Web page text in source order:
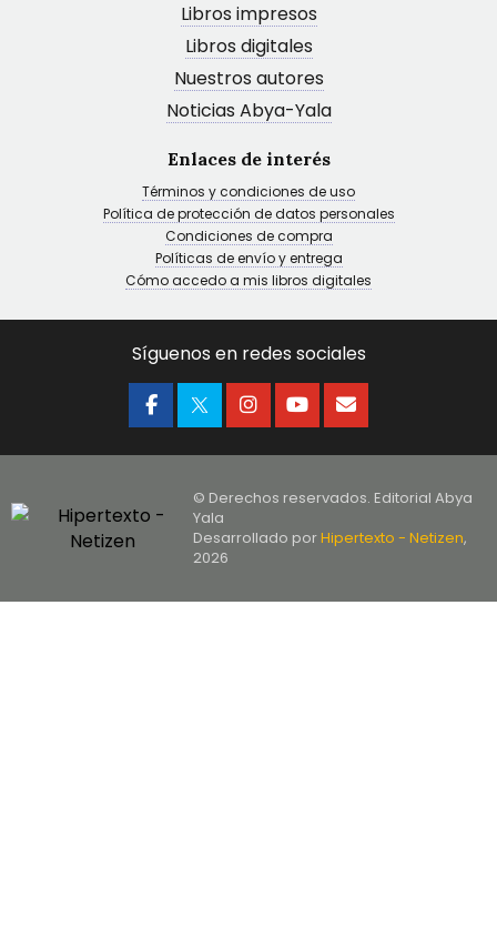
Libros impresos
Libros digitales
Nuestros autores
Noticias Abya-Yala
Enlaces de interés
Términos y condiciones de uso
Política de protección de datos personales
Condiciones de compra
Políticas de envío y entrega
Cómo accedo a mis libros digitales
Síguenos en redes sociales
© Derechos reservados. Editorial Abya
Yala
Desarrollado porHipertexto - Netizen,
2026